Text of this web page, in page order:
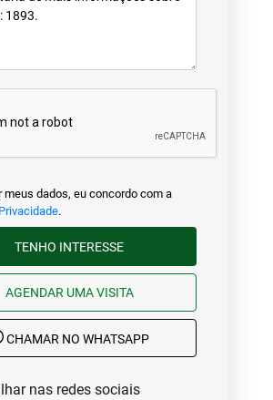
meus dados, eu concordo com a
.
TENHO INTERESSE
AGENDAR UMA VISITA
CHAMAR NO WHATSAPP
nas redes sociais